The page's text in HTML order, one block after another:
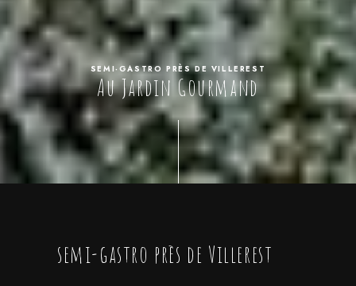
SEMI-GASTRO PRÈS DE VILLEREST
Au Jardin Gourmand
semi-gastro près de Villerest